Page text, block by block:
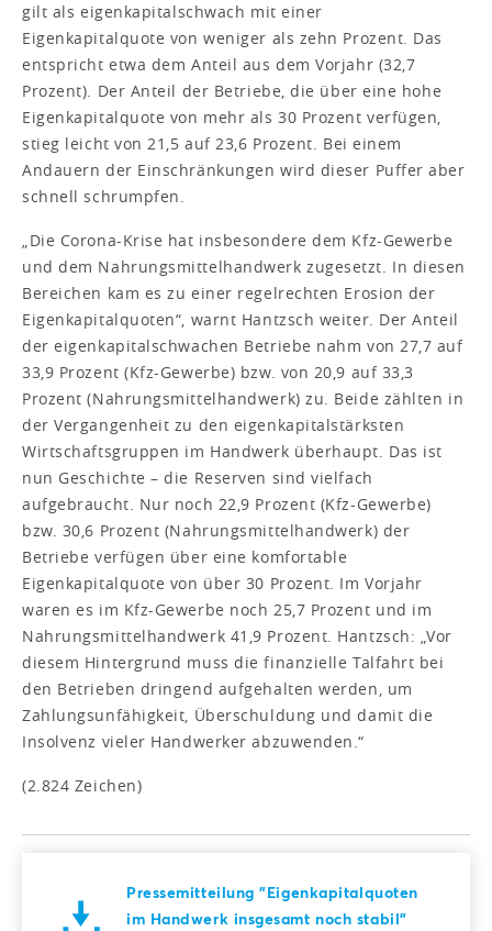
gilt als eigenkapitalschwach mit einer
Eigenkapitalquote von weniger als zehn Prozent. Das
entspricht etwa dem Anteil aus dem Vorjahr (32,7
Prozent). Der Anteil der Betriebe, die über eine hohe
Eigenkapitalquote von mehr als 30 Prozent verfügen,
stieg leicht von 21,5 auf 23,6 Prozent. Bei einem
Andauern der Einschränkungen wird dieser Puffer aber
schnell schrumpfen.
„Die Corona-Krise hat insbesondere dem Kfz-Gewerbe
und dem Nahrungsmittelhandwerk zugesetzt. In diesen
Bereichen kam es zu einer regelrechten Erosion der
Eigenkapitalquoten“, warnt Hantzsch weiter. Der Anteil
der eigenkapitalschwachen Betriebe nahm von 27,7 auf
33,9 Prozent (Kfz-Gewerbe) bzw. von 20,9 auf 33,3
Prozent (Nahrungsmittelhandwerk) zu. Beide zählten in
der Vergangenheit zu den eigenkapitalstärksten
Wirtschaftsgruppen im Handwerk überhaupt. Das ist
nun Geschichte – die Reserven sind vielfach
aufgebraucht. Nur noch 22,9 Prozent (Kfz-Gewerbe)
bzw. 30,6 Prozent (Nahrungsmittelhandwerk) der
Betriebe verfügen über eine komfortable
Eigenkapitalquote von über 30 Prozent. Im Vorjahr
waren es im Kfz-Gewerbe noch 25,7 Prozent und im
Nahrungsmittelhandwerk 41,9 Prozent. Hantzsch: „Vor
diesem Hintergrund muss die finanzielle Talfahrt bei
den Betrieben dringend aufgehalten werden, um
Zahlungsunfähigkeit, Überschuldung und damit die
Insolvenz vieler Handwerker abzuwenden.“
(2.824 Zeichen)
Pressemitteilung "Eigenkapitalquoten
im Handwerk insgesamt noch stabil"